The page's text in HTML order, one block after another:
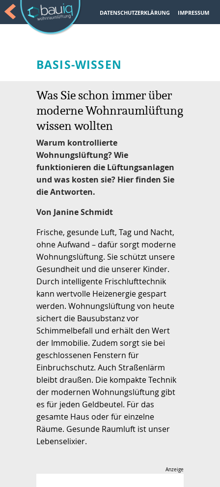
DATENSCHUTZERKLÄRUNG IMPRESSUM
BASIS-WISSEN
Was Sie schon immer über
moderne Wohnraumlüftung
wissen wollten
Warum kontrollierte
Wohnungslüftung? Wie
funktionieren die Lüftungsanlagen
und was kosten sie? Hier finden Sie
die Antworten.
Von Janine Schmidt
Frische, gesunde Luft, Tag und Nacht,
ohne Aufwand – dafür sorgt moderne
Wohnungslüftung. Sie schützt unsere
Gesundheit und die unserer Kinder.
Durch intelligente Frischlufttechnik
kann wertvolle Heizenergie gespart
werden. Wohnungslüftung von heute
sichert die Bausubstanz vor
Schimmelbefall und erhält den Wert
der Immobilie. Zudem sorgt sie bei
geschlossenen Fenstern für
Einbruchschutz. Auch Straßenlärm
bleibt draußen. Die kompakte Technik
der modernen Wohnungslüftung gibt
es für jeden Geldbeutel. Für das
gesamte Haus oder für einzelne
Räume. Gesunde Raumluft ist unser
Lebenselixier.